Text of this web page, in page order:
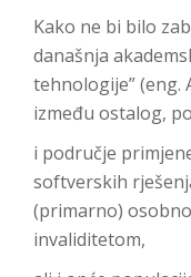
Kako ne bi bilo
današnja
tehnologije” (eng.
između ostalog,
i područje
softverskih
(primarno)
invaliditetom,